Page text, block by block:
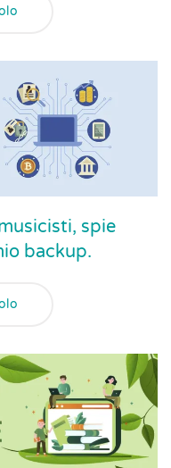
spie
backup.